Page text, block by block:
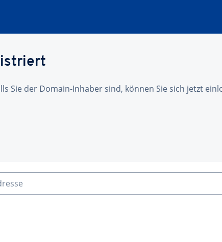
Sie der Domain-Inhaber sind, können Sie sich jetzt